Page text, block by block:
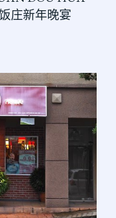
庄新年晚宴